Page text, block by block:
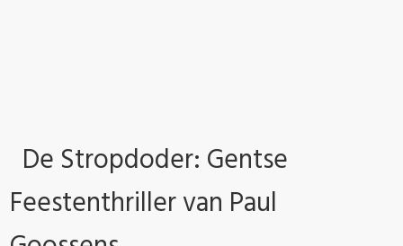
De Stropdoder: Gentse
Feestenthriller van Paul